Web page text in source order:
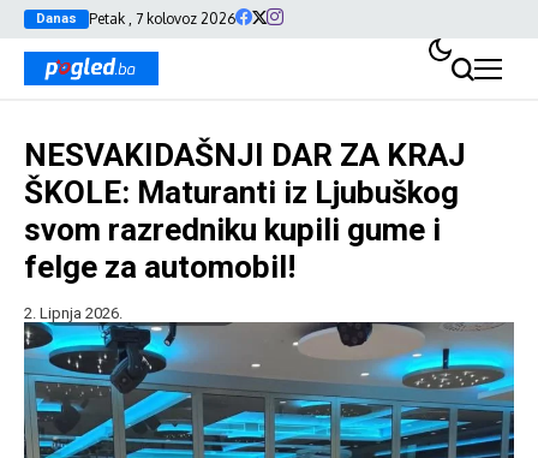
Danas Petak , 7 kolovoz 2026
NESVAKIDAŠNJI DAR ZA KRAJ
ŠKOLE: Maturanti iz Ljubuškog
svom razredniku kupili gume i
felge za automobil!
2. Lipnja 2026.